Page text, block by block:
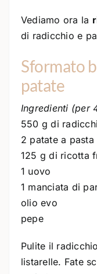
Vediamo ora la
di radicchio e
Sformato
patate
Ingredienti (per
550 g di
2 patate a
125 g di ricotta
1 uovo
1 manciata di
olio evo
pepe
Pulite il
listarelle. Fate